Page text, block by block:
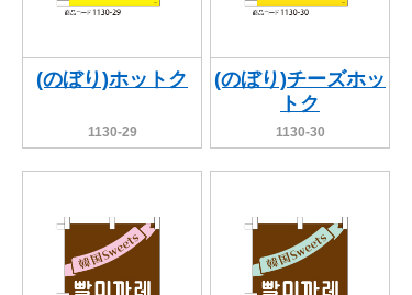
(のぼり)ホットク
1130-29
(のぼり)チーズホッ
トク
1130-30